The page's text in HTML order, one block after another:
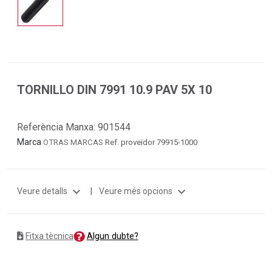
TORNILLO DIN 7991 10.9 PAV 5X 10
Referència Manxa: 901544
Marca OTRAS MARCAS Ref. proveïdor 79915-1000
Veure detalls expand_more | Veure més opcions expand_more
Fitxa tècnica Algun dubte?